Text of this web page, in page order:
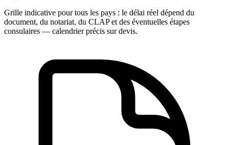
Grille indicative pour tous les pays : le délai réel dépend du
document, du notariat, du CLAP et des éventuelles étapes
consulaires — calendrier précis sur devis.